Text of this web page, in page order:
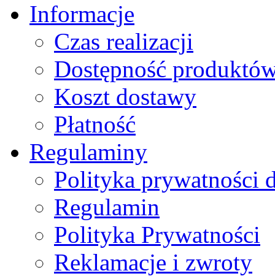
Informacje
Czas realizacji
Dostępność
Koszt dostawy
Płatność
Regulaminy
Polityka prywatności
Regulamin
Polityka Prywatności
Reklamacje i zwroty